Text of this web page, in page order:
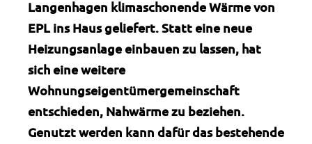
Langenhagen klimaschonende Wärme von
EPL ins Haus geliefert. Statt eine neue
Heizungsanlage einbauen zu lassen, hat
sich eine weitere
Wohnungseigentümergemeinschaft
entschieden, Nahwärme zu beziehen.
Genutzt werden kann dafür das bestehende